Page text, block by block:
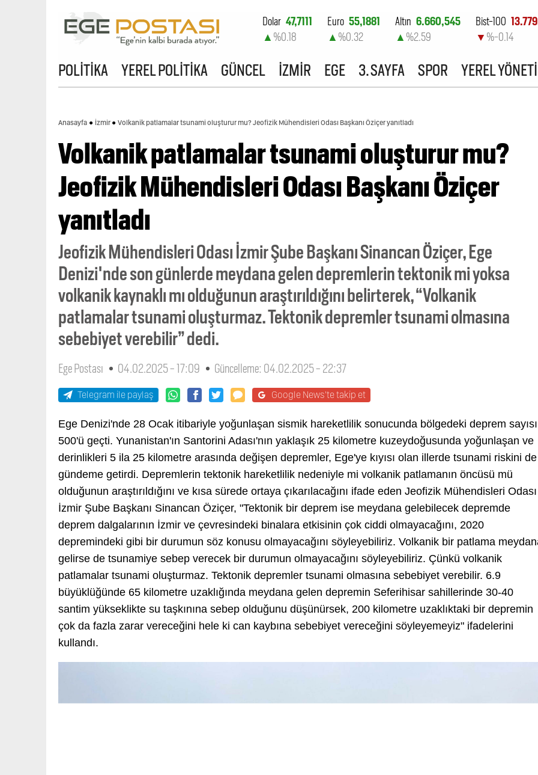
Dolar 47,7111
▲ %0.18
Euro 55,1881
▲ %0.32
Altın 6.660,545
▲ %2.59
Bist-100
▼ %-0.14
POLİTİKA YEREL POLİTİKA GÜNCEL İZMİR EGE 3. SAYFA SPOR YEREL
Anasayfa İzmir Volkanik patlamalar tsunami oluşturur mu? Jeofizik Mühendisleri Odası Başkanı Öziçer yanıtladı
Volkanik patlamalar tsunami oluşturur mu?
Jeofizik Mühendisleri Odası Başkanı Öziçer
yanıtladı
Jeofizik Mühendisleri Odası İzmir Şube Başkanı Sinancan Öziçer, Ege
Denizi'nde son günlerde meydana gelen depremlerin tektonik mi yoksa
volkanik kaynaklı mı olduğunun araştırıldığını belirterek, “Volkanik
patlamalar tsunami oluşturmaz. Tektonik depremler tsunami olmasına
sebebiyet verebilir” dedi.
Ege Postası 04.02.2025 - 17:09 Güncelleme: 04.02.2025 - 22:37
Telegram ile paylaş Google News'te takip et
Ege Denizi'nde 28 Ocak itibariyle yoğunlaşan sismik hareketlilik sonucunda bölgedeki deprem sayısı
500'ü geçti. Yunanistan'ın Santorini Adası'nın yaklaşık 25 kilometre kuzeydoğusunda yoğunlaşan ve
derinlikleri 5 ila 25 kilometre arasında değişen depremler, Ege'ye kıyısı olan illerde tsunami riskini de
gündeme getirdi. Depremlerin tektonik hareketlilik nedeniyle mi volkanik patlamanın öncüsü mü
olduğunun araştırıldığını ve kısa sürede ortaya çıkarılacağını ifade eden Jeofizik Mühendisleri Odası
İzmir Şube Başkanı Sinancan Öziçer, "Tektonik bir deprem ise meydana gelebilecek depremde
deprem dalgalarının İzmir ve çevresindeki binalara etkisinin çok ciddi olmayacağını, 2020
depremindeki gibi bir durumun söz konusu olmayacağını söyleyebiliriz. Volkanik bir patlama
gelirse de tsunamiye sebep verecek bir durumun olmayacağını söyleyebiliriz. Çünkü volkanik
patlamalar tsunami oluşturmaz. Tektonik depremler tsunami olmasına sebebiyet verebilir. 6.9
büyüklüğünde 65 kilometre uzaklığında meydana gelen depremin Seferihisar sahillerinde 30-40
santim yükseklikte su taşkınına sebep olduğunu düşünürsek, 200 kilometre uzaklıktaki bir depremin
çok da fazla zarar vereceğini hele ki can kaybına sebebiyet vereceğini söyleyemeyiz" ifadelerini
kullandı.